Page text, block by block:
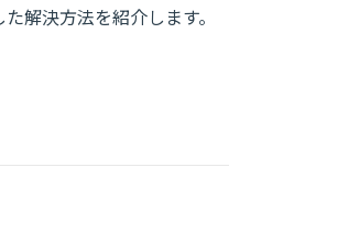
解決方法を紹介します。